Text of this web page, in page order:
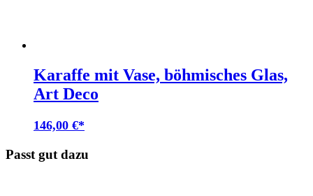
Karaffe mit Vase, böhmisches Glas,
Art Deco
146,00 €
Passt gut dazu